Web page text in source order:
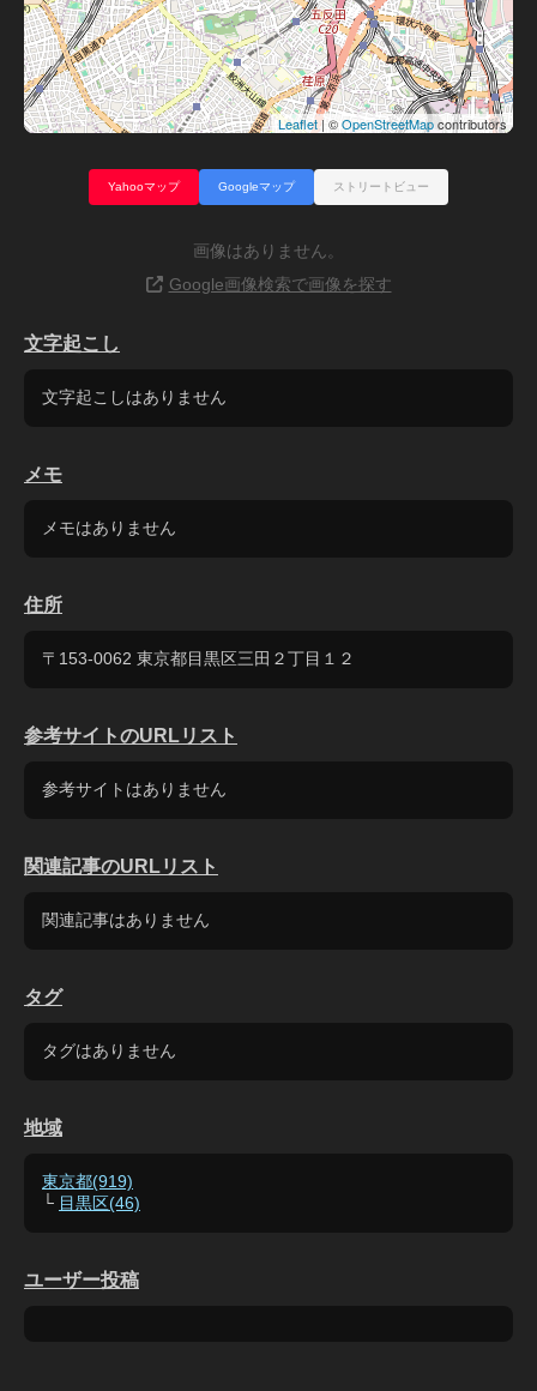
Leaflet| ©OpenStreetMapcontributors
Yahooマップ Googleマップ ストリートビュー
画像はありません。
Google画像検索で画像を探す
文字起こし
文字起こしはありません
メモ
メモはありません
住所
〒153-0062 東京都目黒区三田２丁目１２
参考サイトのURLリスト
参考サイトはありません
関連記事のURLリスト
関連記事はありません
タグ
タグはありません
地域
東京都(919)
└ 目黒区(46)
ユーザー投稿